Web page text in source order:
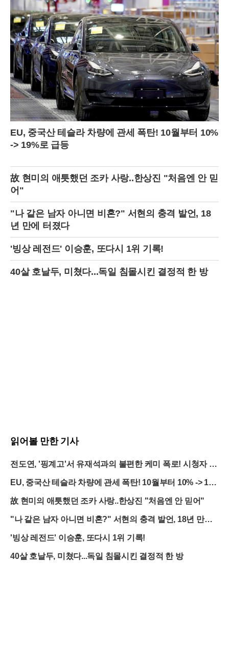
는 게 편하지 않았다"고 덧붙였다. 또 유재석과 핑계고를 찍고 나서 전화
번호를 교환하고 문자도 받았다고 해 웃음을 자아냈다.전도연의 솔직한
발언 이후, ‘핑계고’ 영상은 조회 수 348만 뷰를 기록하며 큰 인기를 끌었
다. 그러나 시청자들 사이에서 전도연의 태도에 대한 의견이 엇갈리고 있
다. 일부 시청자들은 전도연의 솔직함을 긍정적으로 평가하며, 유재석과
의 티키타카가 재미있었다고 반응했다. 반면, 다른 이들은 전도연의 태도
가 무례하다고 지적하며 비판의 목소리를 냈다.댓글에서 일부는 전도연
의 투명하고 솔직한 화법이 오히려 매력적이라고 평가하는 반면, 다른 이
들은 예능 프로그램과 맞지 않는다고 비판했다.
EU, 중국산 테슬라 차량에 관세 폭탄! 10월부터 10%
-> 19%로 급등
故 현미의 애틋했던 조카 사랑..한상진 "처음엔 안 믿
어"
"나 같은 남자 아니면 비혼?" 서현의 충격 발언, 18
년 만에 터졌다
'빙상 레전드' 이승훈, 또다시 1위 기록!
40살 호날두, 미쳤다...독일 침몰시킨 결정적 한 방
읽어볼 만한 기사
전도연, '핑계고'서 유재석과의 불편한 케미 폭로! 시청자 반
EU, 중국산 테슬라 차량에 관세 폭탄! 10월부터 10% -> 1
9%로 급등
故 현미의 애틋했던 조카 사랑..한상진 "처음엔 안 믿어"
"나 같은 남자 아니면 비혼?" 서현의 충격 발언, 18년 만에
'빙상 레전드' 이승훈, 또다시 1위 기록!
40살 호날두, 미쳤다...독일 침몰시킨 결정적 한 방